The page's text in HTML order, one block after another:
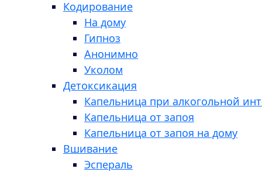
Кодирование
На дому
Гипноз
Анонимно
Уколом
Детоксикация
Капельница при алкогольной
Капельница от запоя
Капельница от запоя на дому
Вшивание
Эспераль